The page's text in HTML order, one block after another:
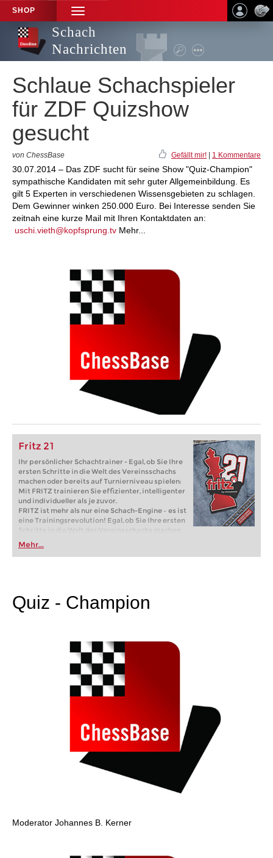
SHOP
TOGGLE
NAVIGATION
Schach
Nachrichten
Schlaue Schachspieler
für ZDF Quizshow
gesucht
von ChessBase Gefällt mir! 1 Kommentare
30.07.2014 – Das ZDF sucht für seine Show "Quiz-Champion"
sympathische Kandidaten mit sehr guter Allgemeinbildung. Es
gilt 5 Experten in verschiedenen Wissensgebieten zu schlagen.
Dem Gewinner winken 250.000 Euro. Bei Interesse senden Sie
zeitnah eine kurze Mail mit Ihren Kontaktdaten an:
uschi.vieth@kopfsprung.tv Mehr...
Fritz 21
Ihr persönlicher Schachtrainer - Egal, ob Sie Ihre
ersten Schritte in die Welt des Vereinsschachs
machen oder bereits auf Turnierniveau spielen:
Mit FRITZ trainieren Sie effizienter, intelligenter
und individueller als je zuvor.
FRITZ ist mehr als nur eine Schach-Engine – es ist
eine Trainingsrevolution! Egal, ob Sie Ihre ersten
Schritte in die Welt des Vereinsschachs machen
oder bereits auf Turnierniveau spielen: Mit
FRITZ trainieren Sie effizienter, intelligenter und
individueller als je zuvor.
Mehr...
Quiz - Champion
Moderator Johannes B. Kerner